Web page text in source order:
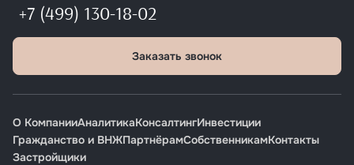
+7 (499) 130-18-02
Заказать звонок
О КомпанииАналитикаКонсалтингИнвестиции
Гражданство и ВНЖПартнёрамСобственникамКонтакты
Застройщики